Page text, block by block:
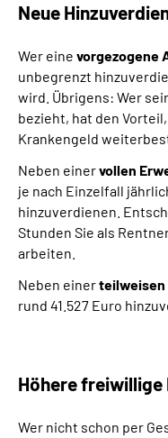
Neue
Wer eine vorgezogene
unbegrenzt
wird. Übrigens: Wer
bezieht, hat den
Krankengeld
Neben einervollen
je nach Einzelfall
hinzuverdienen.
Stunden Sie als
arbeiten.
Neben einerteilweisen
rund 41.527 Euro
Höhere freiwillige
Wer nicht schon per